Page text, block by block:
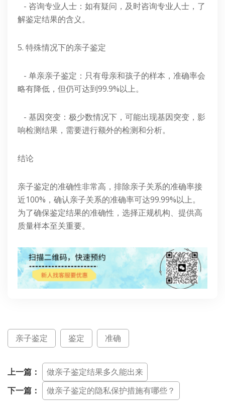
- 咨询专业人士：如有疑问，及时咨询专业人士，了
解鉴定结果的含义。
5. 特殊情况下的亲子鉴定
- 单亲亲子鉴定：只有母亲和孩子的样本，准确率会
略有降低，但仍可达到99.9%以上。
- 基因突变：极少数情况下，可能出现基因突变，影
响检测结果，需要进行额外的检测和分析。
结论
亲子鉴定的准确性非常高，排除亲子关系的准确率接
近100%，确认亲子关系的准确率可达99.99%以上。
为了确保鉴定结果的准确性，选择正规机构、提供高
质量样本至关重要。
亲子鉴定 鉴定 准确
上一篇：
做亲子鉴定结果多久能出来
下一篇：
做亲子鉴定的隐私保护措施有哪些？